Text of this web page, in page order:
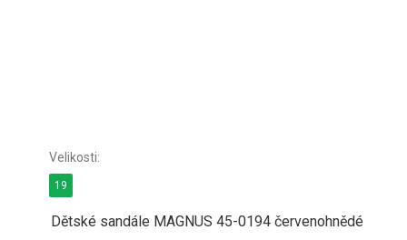
Dětské sandále MAGNUS 45-0194 červenohnědé
19